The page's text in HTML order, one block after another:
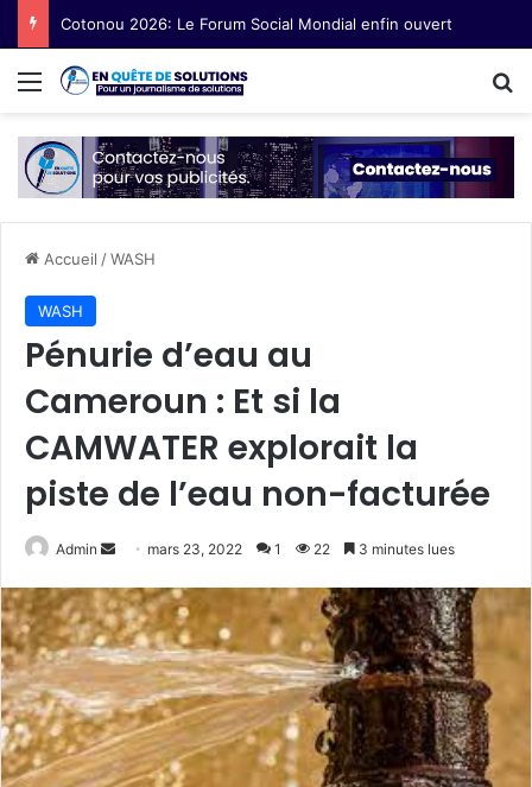
Cotonou 2026: Le Forum Social Mondial enfin ouvert
Menu
Accueil /WASH
WASH
Pénurie d’eau au
Cameroun : Et si la
CAMWATER explorait la
piste de l’eau non-facturée
Admin
v
o
y
r
u
n
mars 23, 2022 1 22 3 minutes lues